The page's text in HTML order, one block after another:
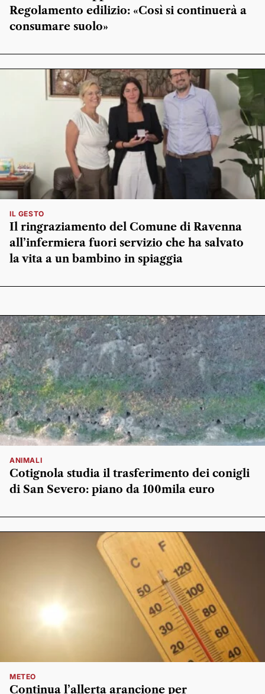
Regolamento edilizio: «Così si continuerà a
consumare suolo»
IL GESTO
Il ringraziamento del Comune di Ravenna
all’infermiera fuori servizio che ha salvato
la vita a un bambino in spiaggia
ANIMALI
Cotignola studia il trasferimento dei conigli
di San Severo: piano da 100mila euro
METEO
Continua l’allerta arancione per